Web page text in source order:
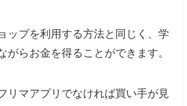
ップを利用する方法と同じく、学
がらお金を得ることができます。
リマアプリでなければ買い手が見